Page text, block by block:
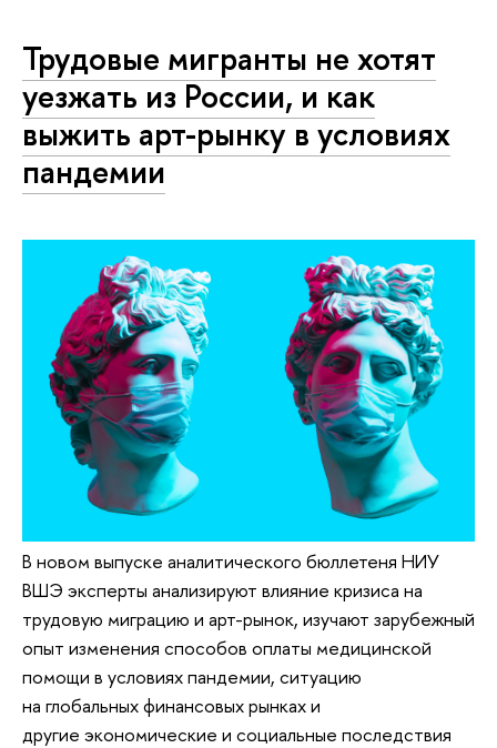
Трудовые мигранты не хотят
уезжать из России, и как
выжить арт-рынку в условиях
пандемии
В новом выпуске аналитического бюллетеня НИУ
ВШЭ эксперты анализируют влияние кризиса на
трудовую миграцию и арт-рынок, изучают зарубежный
опыт изменения способов оплаты медицинской
помощи в условиях пандемии, ситуацию
на глобальных финансовых рынках и
другие экономические и социальные последствия